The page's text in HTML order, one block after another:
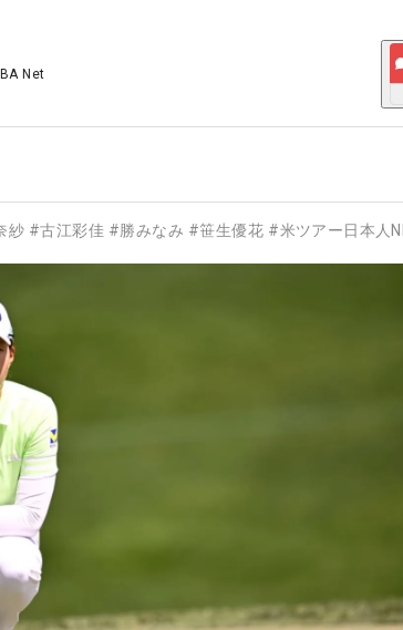
Net
紗 #古江彩佳 #勝みなみ #笹生優花 #米ツアー日本人